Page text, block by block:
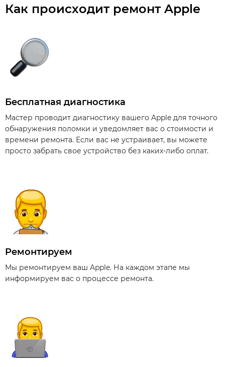
Как происходит ремонт Apple
Бесплатная диагностика
Мастер проводит диагностику вашего Apple для точного
обнаружения поломки и уведомляет вас о стоимости и
времени ремонта. Если вас не устраивает, вы можете
просто забрать свое устройство без каких-либо оплат.
Ремонтируем
Мы ремонтируем ваш Apple. На каждом этапе мы
информируем вас о процессе ремонта.